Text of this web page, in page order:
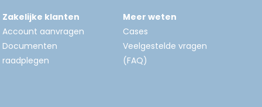
Zakelijke klanten
Account aanvragen
Documenten
raadplegen
Meer weten
Cases
Veelgestelde vragen
(FAQ)